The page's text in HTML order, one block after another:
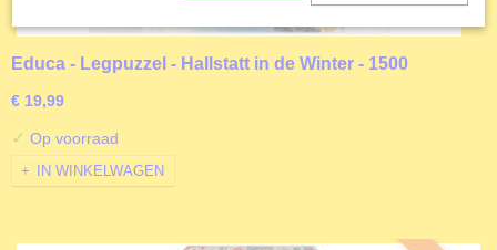
Educa - Legpuzzel - Hallstatt in de Winter - 1500
€ 19,99
✓ Op voorraad
IN WINKELWAGEN